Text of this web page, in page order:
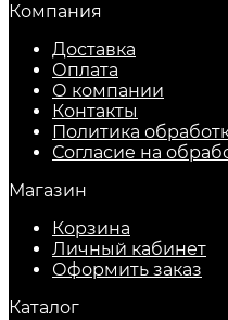
Компания
Доставка
Оплата
О компании
Контакты
Политика
Согласие на
Магазин
Корзина
Личный кабинет
Оформить заказ
Каталог